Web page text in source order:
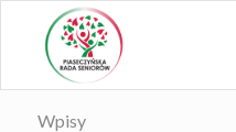
Wpisy